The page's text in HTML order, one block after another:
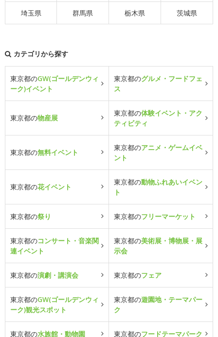
埼玉県 群馬県 栃木県 茨城県
カテゴリから探す
東京都のGW(ゴールデンウィ
ーク)イベント
東京都のグルメ・フードフェ
ス
東京都の物産展
東京都の体験イベント・アク
ティビティ
東京都の無料イベント
東京都のアニメ・ゲームイベ
ント
東京都の花イベント
東京都の動物ふれあいイベン
ト
東京都の祭り 東京都のフリーマーケット
東京都のコンサート・音楽関
連イベント
東京都の美術展・博物展・展
示会
東京都の演劇・講演会 東京都のフェア
東京都のGW(ゴールデンウィ
ーク)観光スポット
東京都の遊園地・テーマパー
ク
東京都の水族館・動物園 東京都のフードテーマパーク